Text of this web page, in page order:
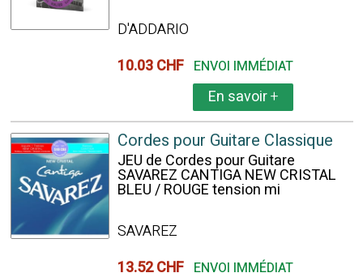
D'ADDARIO
10.03 CHF ENVOI IMMÉDIAT
En savoir+
Cordes pour Guitare Classique
JEU de Cordes pour Guitare
SAVAREZ CANTIGA NEW CRISTAL
BLEU / ROUGE tension mi
SAVAREZ
13.52 CHF ENVOI IMMÉDIAT